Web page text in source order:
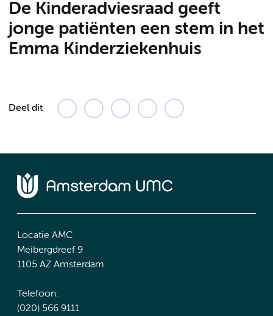
De Kinderadviesraad geeft
jonge patiënten een stem in het
Emma Kinderziekenhuis
Deel dit
Locatie AMC
Meibergdreef 9
1105 AZ Amsterdam
Telefoon:
(020) 566 9111